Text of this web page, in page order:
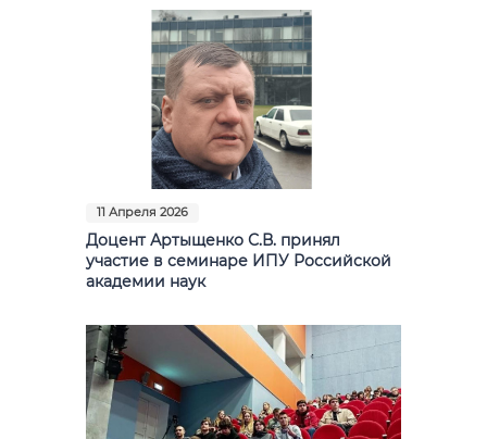
Анкеты и опросы
Контакты для СМИ
11 Апреля 2026
Доцент Артыщенко С.В. принял
участие в семинаре ИПУ Российской
академии наук